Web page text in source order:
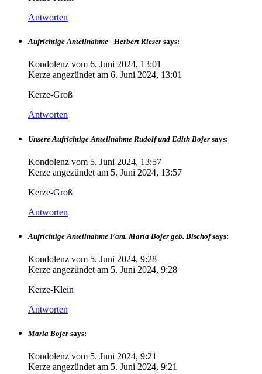
Antworten
Aufrichtige Anteilnahme - Herbert Rieser says:
Kondolenz vom 6. Juni 2024, 13:01
Kerze angezündet am 6. Juni 2024, 13:01
Kerze-Groß
Antworten
Unsere Aufrichtige Anteilnahme Rudolf und Edith Bojer says:
Kondolenz vom 5. Juni 2024, 13:57
Kerze angezündet am 5. Juni 2024, 13:57
Kerze-Groß
Antworten
Aufrichtige Anteilnahme Fam. Maria Bojer geb. Bischof says:
Kondolenz vom 5. Juni 2024, 9:28
Kerze angezündet am 5. Juni 2024, 9:28
Kerze-Klein
Antworten
Maria Bojer says:
Kondolenz vom 5. Juni 2024, 9:21
Kerze angezündet am 5. Juni 2024, 9:21